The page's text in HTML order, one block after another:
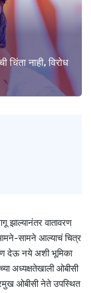
नाही, विरोध
झाल्यानंतर वातावरण
सामने आल्याचं चित्र
देऊ नये अशी भूमिका
अध्यक्षतेखाली ओबीसी
ओबीसी नेते उपस्थित